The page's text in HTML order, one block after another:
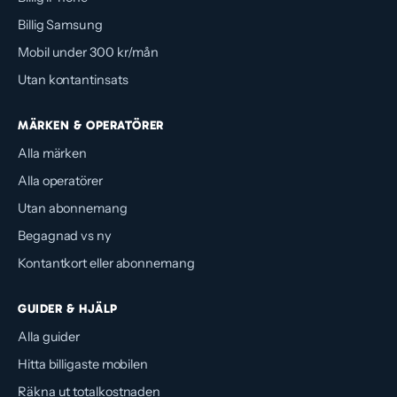
Billig Samsung
Mobil under 300 kr/mån
Utan kontantinsats
MÄRKEN & OPERATÖRER
Alla märken
Alla operatörer
Utan abonnemang
Begagnad vs ny
Kontantkort eller abonnemang
GUIDER & HJÄLP
Alla guider
Hitta billigaste mobilen
Räkna ut totalkostnaden